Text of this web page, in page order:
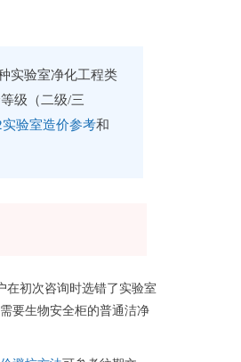
实验室净化工程类
级（二级/三
实验室造价参考和
在初次咨询时选错了实验室
要生物安全柜的普通洁净